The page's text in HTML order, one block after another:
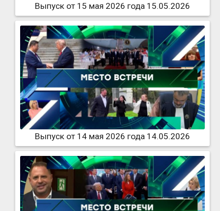
Выпуск от 15 мая 2026 года 15.05.2026
Выпуск от 14 мая 2026 года 14.05.2026